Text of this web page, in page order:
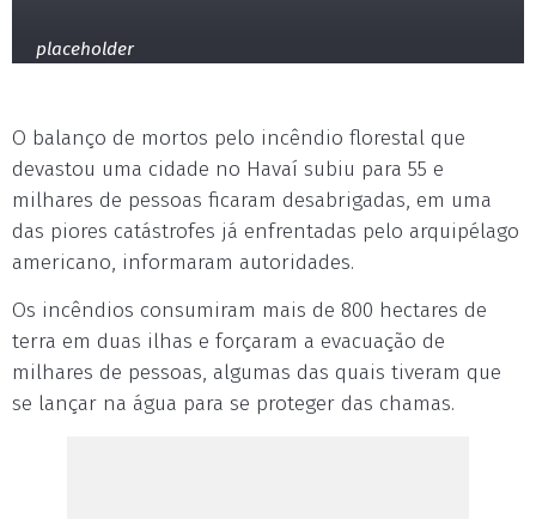
placeholder
O balanço de mortos pelo incêndio florestal que
devastou uma cidade no Havaí subiu para 55 e
milhares de pessoas ficaram desabrigadas, em uma
das piores catástrofes já enfrentadas pelo arquipélago
americano, informaram autoridades.
Os incêndios consumiram mais de 800 hectares de
terra em duas ilhas e forçaram a evacuação de
milhares de pessoas, algumas das quais tiveram que
se lançar na água para se proteger das chamas.